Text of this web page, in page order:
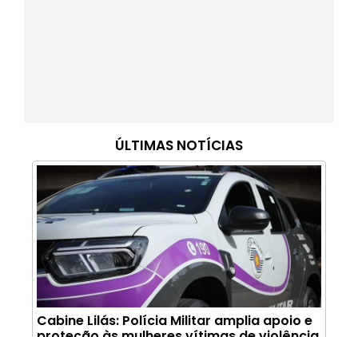
ÚLTIMAS NOTÍCIAS
Cabine Lilás: Polícia Militar amplia apoio e